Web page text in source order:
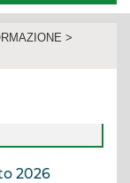
>
2026